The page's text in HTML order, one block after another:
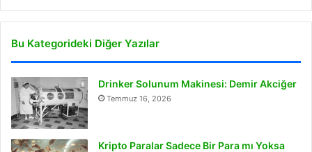
Bu Kategorideki Diğer Yazılar
Drinker Solunum Makinesi: Demir Akciğer
Temmuz 16, 2026
Kripto Paralar Sadece Bir Para mı Yoksa